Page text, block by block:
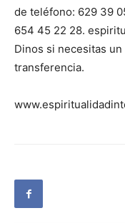
de teléfono: 629 39
654 45 22 28.
Dinos si necesitas
transferencia.